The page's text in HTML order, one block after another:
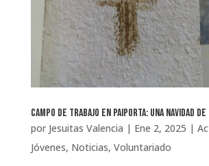
Campo de Trabajo en Paiporta: Una Navidad
por Jesuitas Valencia | Ene 2, 2025 |
Jóvenes, Noticias, Voluntariado